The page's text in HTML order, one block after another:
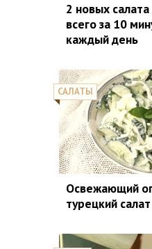
2 новых
всего за 10
каждый день
САЛАТЫ
Освежающий
турецкий